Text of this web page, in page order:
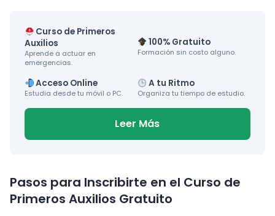
Curso de Primeros
Auxilios
Aprende a actuar en
emergencias.
100% Gratuito
Formación sin costo alguno.
Acceso Online
Estudia desde tu móvil o PC.
A tu Ritmo
Organiza tu tiempo de estudio.
Leer Más
Pasos para Inscribirte en el Curso de
Primeros Auxilios Gratuito